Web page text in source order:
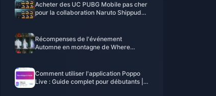
Acheter des UC PUBG Mobile pas cher
pour la collaboration Naruto Shippuden
Récompenses de l'événement
Automne en montagne de Where
Comment utiliser l'application Poppo
Live : Guide complet pour débutants |